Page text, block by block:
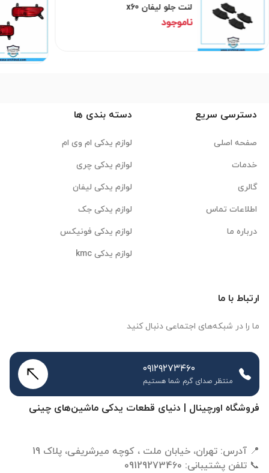
لنت جلو لیفان x60
ناموجود
فروشگاه اورچینال | دنیای قطعات یدکی ماشین‌های چینی
دسترسی سریع
صفحه اصلی
خدمات
گالری
اطلاعات تماس
درباره ما
دسته بندی ها
لوازم یدکی ام وی ام
لوازم یدکی چری
لوازم یدکی لیفان
لوازم یدکی جک
لوازم یدکی فونیکس
لوازم یدکی kmc
ارتباط با ما
ما را در شبکه‌های اجتماعی دنبال کنید
۰۹۱۲۹۲۷۳۴۶۰
منتظر صدای گرم شما هستیم